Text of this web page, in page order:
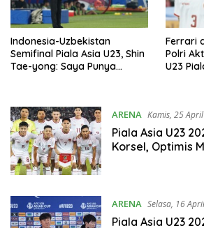
Indonesia-Uzbekistan
Semifinal Piala Asia U23, Shin
Tae-yong: Saya Punya
Ferrari
Polri
U23
ARENA Kamis, 25
Piala Asia U23
Korsel, Optimis
ARENA Selasa, 16
Piala Asia U23